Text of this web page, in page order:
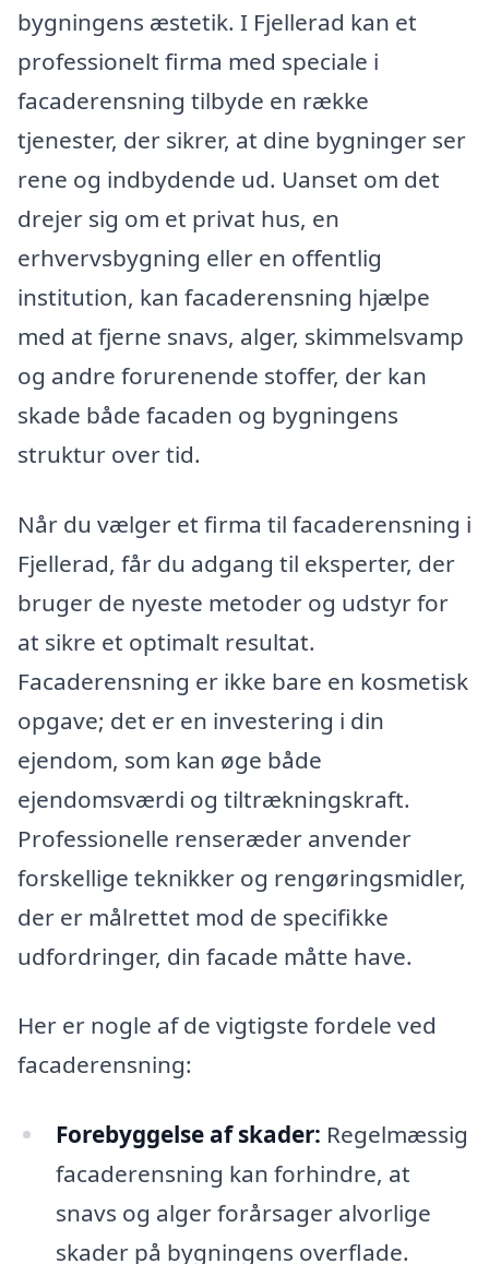
bygningens æstetik. I Fjellerad kan et
professionelt firma med speciale i
facaderensning tilbyde en række
tjenester, der sikrer, at dine bygninger ser
rene og indbydende ud. Uanset om det
drejer sig om et privat hus, en
erhvervsbygning eller en offentlig
institution, kan facaderensning hjælpe
med at fjerne snavs, alger, skimmelsvamp
og andre forurenende stoffer, der kan
skade både facaden og bygningens
struktur over tid.
Når du vælger et firma til facaderensning i
Fjellerad, får du adgang til eksperter, der
bruger de nyeste metoder og udstyr for
at sikre et optimalt resultat.
Facaderensning er ikke bare en kosmetisk
opgave; det er en investering i din
ejendom, som kan øge både
ejendomsværdi og tiltrækningskraft.
Professionelle renseræder anvender
forskellige teknikker og rengøringsmidler,
der er målrettet mod de specifikke
udfordringer, din facade måtte have.
Her er nogle af de vigtigste fordele ved
facaderensning:
Forebyggelse af skader: Regelmæssig
facaderensning kan forhindre, at
snavs og alger forårsager alvorlige
skader på bygningens overflade.